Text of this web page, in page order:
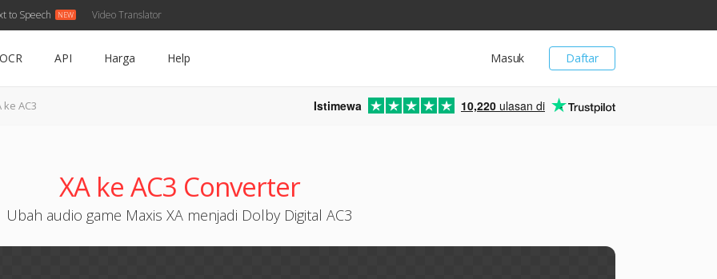
to Speech Video Translator
Daftar
Masuk
OCR API Harga Help
ke AC3 Istimewa 10,220 ulasan di
XA ke AC3 Converter
Ubah audio game Maxis XA menjadi Dolby Digital AC3